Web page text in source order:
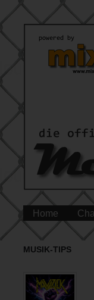
Home
MUSIK-TIPS